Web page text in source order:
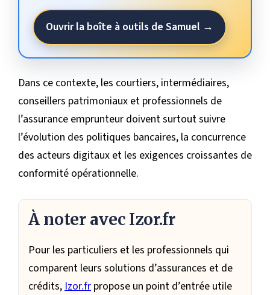
Ouvrir la boîte à outils de Samuel →
Dans ce contexte, les courtiers, intermédiaires,
conseillers patrimoniaux et professionnels de
l’assurance emprunteur doivent surtout suivre
l’évolution des politiques bancaires, la concurrence
des acteurs digitaux et les exigences croissantes de
conformité opérationnelle.
À noter avec Izor.fr
Pour les particuliers et les professionnels qui
comparent leurs solutions d’assurances et de
crédits,Izor.fr propose un point d’entrée utile